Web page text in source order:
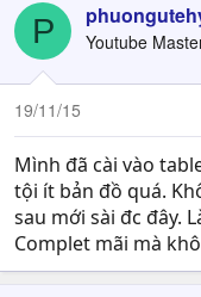
P Youtube
19/11/15
Mình đã cài vào
tội ít bản đồ quá.
sau mới sài đc đây.
Complet mãi mà